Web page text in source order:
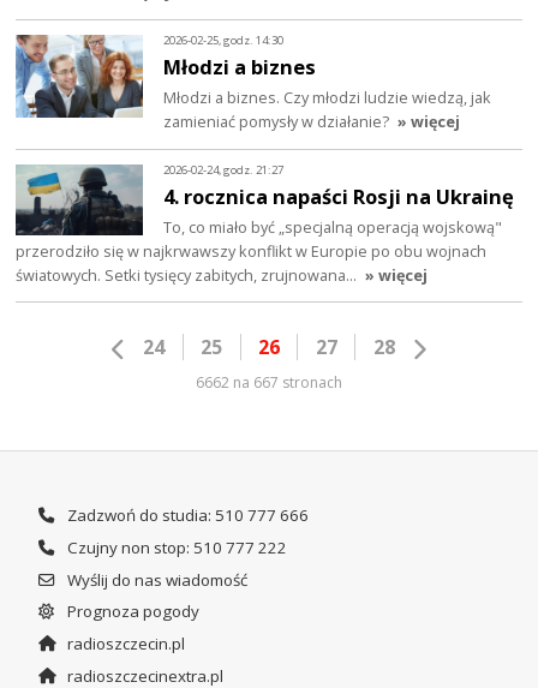
2026-02-25, godz. 14:30
Młodzi a biznes
Młodzi a biznes. Czy młodzi ludzie wiedzą, jak
zamieniać pomysły w działanie? » więcej
2026-02-24, godz. 21:27
4. rocznica napaści Rosji na Ukrainę
To, co miało być „specjalną operacją wojskową"
przerodziło się w najkrwawszy konflikt w Europie po obu wojnach
światowych. Setki tysięcy zabitych, zrujnowana… » więcej
24 25 26 27 28
6662 na 667 stronach
Zadzwoń do studia: 510 777 666
Czujny non stop: 510 777 222
Wyślij do nas wiadomość
Prognoza pogody
radioszczecin.pl
radioszczecinextra.pl